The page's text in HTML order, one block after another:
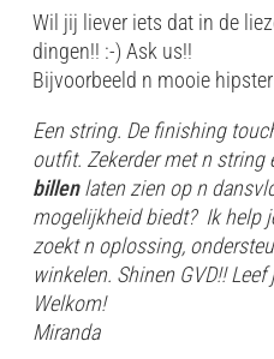
Wil jij liever iets dat in de
dingen!! :-) Ask us!!
Bijvoorbeeld n mooie
Een string. De finishing
outfit. Zekerder met n string
billenlaten zien op n
mogelijkheid biedt? Ik help
zoekt n oplossing,
winkelen. Shinen GVD!!
Welkom!
Miranda